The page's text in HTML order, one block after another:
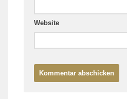
Website